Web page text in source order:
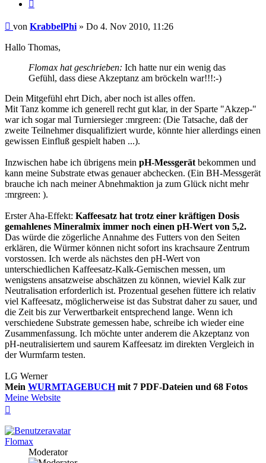
Beitrag
von KrabbelPhi» Do 4. Nov 2010, 11:26
Hallo Thomas,
Flomax hat geschrieben: Ich hatte nur ein wenig das
Gefühl, dass diese Akzeptanz am bröckeln war!!!:-)
Dein Mitgefühl ehrt Dich, aber noch ist alles offen.
Mit Tanz komme ich generell recht gut klar, in der Sparte "Akzep-"
war ich sogar mal Turniersieger :mrgreen: (Die Tatsache, daß der
zweite Teilnehmer disqualifiziert wurde, könnte hier allerdings einen
gewissen Einfluß gespielt haben ...).
Inzwischen habe ich übrigens mein pH-Messgerätbekommen und
kann meine Substrate etwas genauer abchecken. (Ein BH-Messgerät
brauche ich nach meiner Abnehmaktion ja zum Glück nicht mehr
:mrgreen: ).
Erster Aha-Effekt: Kaffeesatz hat trotz einer kräftigen Dosis
gemahlenes Mineralmix immer noch einen pH-Wert von 5,2.
Das würde die zögerliche Annahme des Futters von den Seiten
erklären, die Würmer können nicht sofort ins krachsaure Zentrum
vorstossen. Ich werde als nächstes den pH-Wert von
unterschiedlichen Kaffeesatz-Kalk-Gemischen messen, um
wenigstens ansatzweise abschätzen zu können, wieviel Kalk zur
Neutralisation erforderlich ist. Prozentual gesehen füttere ich relativ
viel Kaffeesatz, möglicherweise ist das Substrat daher zu sauer, und
die Zeit bis zur Verwertbarkeit entsprechend lange. Wenn ich
verschiedene Substrate gemessen habe, schreibe ich wieder eine
Zusammenfassung. Ich möchte unter anderem die Akzeptanz von
pH-neutralisiertem und saurem Kaffeesatz im direkten Vergleich in
der Wurmfarm testen.
LG Werner
Mein WURMTAGEBUCHmit 7 PDF-Dateien und 68 Fotos
Meine Website
Flomax
Moderator